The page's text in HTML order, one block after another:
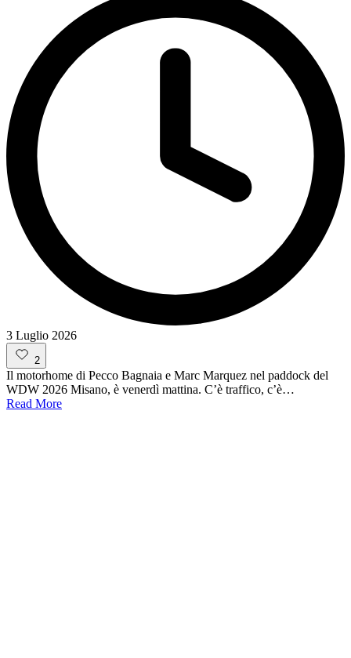
3 Luglio 2026
2
Il motorhome di Pecco Bagnaia e Marc Marquez nel paddock del
WDW 2026 Misano, è venerdì mattina. C’è traffico, c’è…
Read More